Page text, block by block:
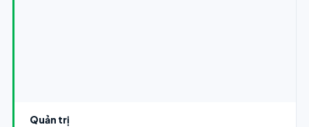
Quản trị